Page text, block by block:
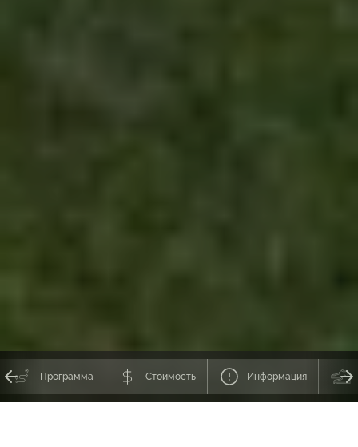
Программа Стоимость Информация